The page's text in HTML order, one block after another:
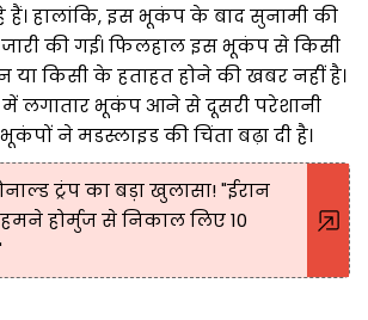
हालांकि, इस भूकंप के बाद सुनामी की
जारी की गई। फिलहाल इस भूकंप से किसी
किसी के हताहत होने की खबर नहीं है।
लगातार भूकंप आने से दूसरी परेशानी
ने मडस्लाइड की चिंता बढ़ा दी है।
ट्रंप का बड़ा खुलासा! "ईरान
हमने होर्मुज से निकाल लिए 10